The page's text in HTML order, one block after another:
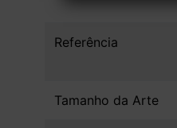
Referência
Tamanho da Arte